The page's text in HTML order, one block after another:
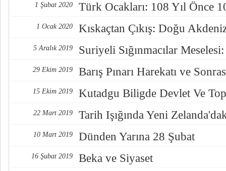
1 Şubat 2020 Türk Ocakları: 108 Yıl Önce
1 Ocak 2020 Kıskaçtan Çıkış: Doğu
5 Aralık 2019 Suriyeli Sığınmacılar
29 Ekim 2019 Barış Pınarı Harekatı ve
15 Ekim 2019 Kutadgu Biligde Devlet Ve
22 Mart 2019 Tarih Işığında Yeni
10 Mart 2019 Dünden Yarına 28 Şubat
16 Şubat 2019 Beka ve Siyaset